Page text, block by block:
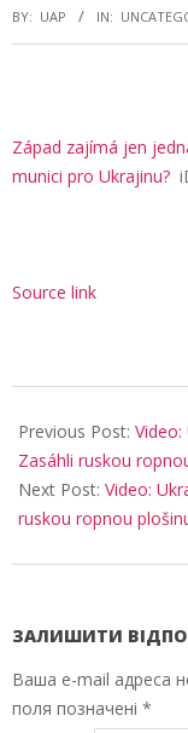
BY: UAP IN:
Západ zajímá jen
munici pro Ukrajinu?
Source link
04-
10
Previous Post: Video:
Zasáhli ruskou
Next Post: Video:
ruskou ropnou
ЗАЛИШИТИ
Ваша e-mail адреса
поля позначені *